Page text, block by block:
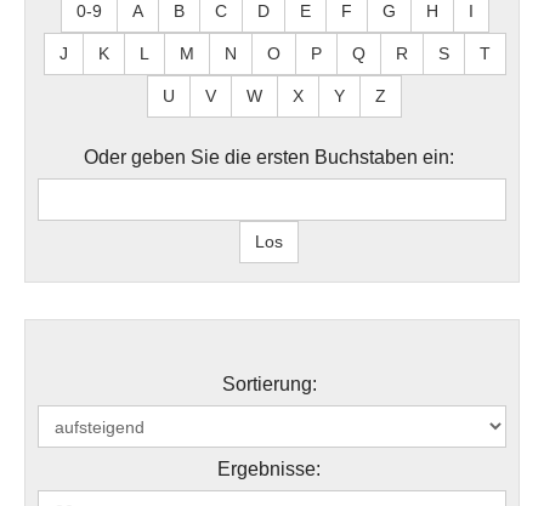
0-9 A B C D E F G H I
J K L M N O P Q R S T
U V W X Y Z
Oder geben Sie die ersten Buchstaben ein:
Sortierung:
Ergebnisse: